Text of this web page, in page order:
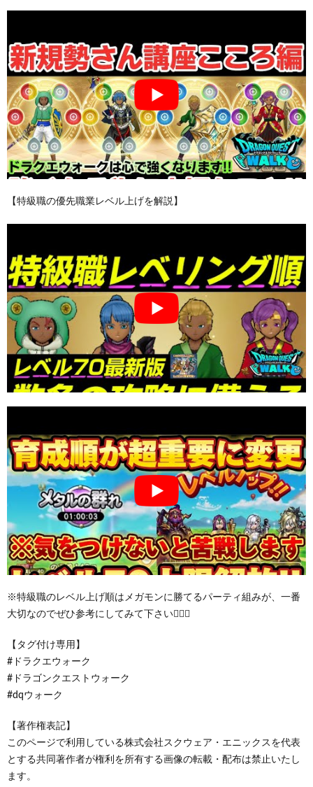
【特級職の優先職業レベル上げを解説】
※特級職のレベル上げ順はメガモンに勝てるパーティ組みが、一番
大切なのでぜひ参考にしてみて下さい🙇‍♂️✨
【タグ付け専用】
#ドラクエウォーク
#ドラゴンクエストウォーク
#dqウォーク
【著作権表記】
このページで利用している株式会社スクウェア・エニックスを代表
とする共同著作者が権利を所有する画像の転載・配布は禁止いたし
ます。